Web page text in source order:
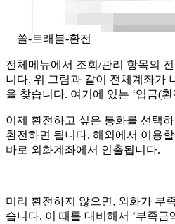
쏠-트래블-환전
전체메뉴에서 조회/관리 항목의
니다. 위 그림과 같이 전체계좌가
을 찾습니다. 여기에 있는 ‘입금(
이제 환전하고 싶은 통화를 선택
환전하면 됩니다. 해외에서 이용
바로 외화계좌에서 인출됩니다.
미리 환전하지 않으면, 외화가 부
습니다. 이 때를 대비해서 ‘부족금